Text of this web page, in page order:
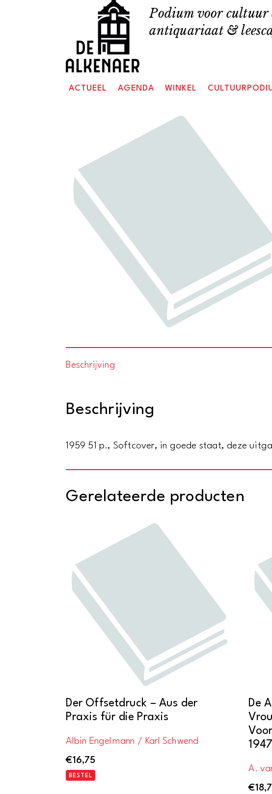
Podium voor cultuur
antiquariaat &
ACTUEEL AGENDA WINKEL
Beschrijving
Beschrijving
1959 51 p., Softcover, in goede staat, deze
Gerelateerde producten
Der Offsetdruck – Aus der
Praxis für die Praxis
Albin Engelmann / Karl Schwend
€16,75
BESTEL
De
A.
€